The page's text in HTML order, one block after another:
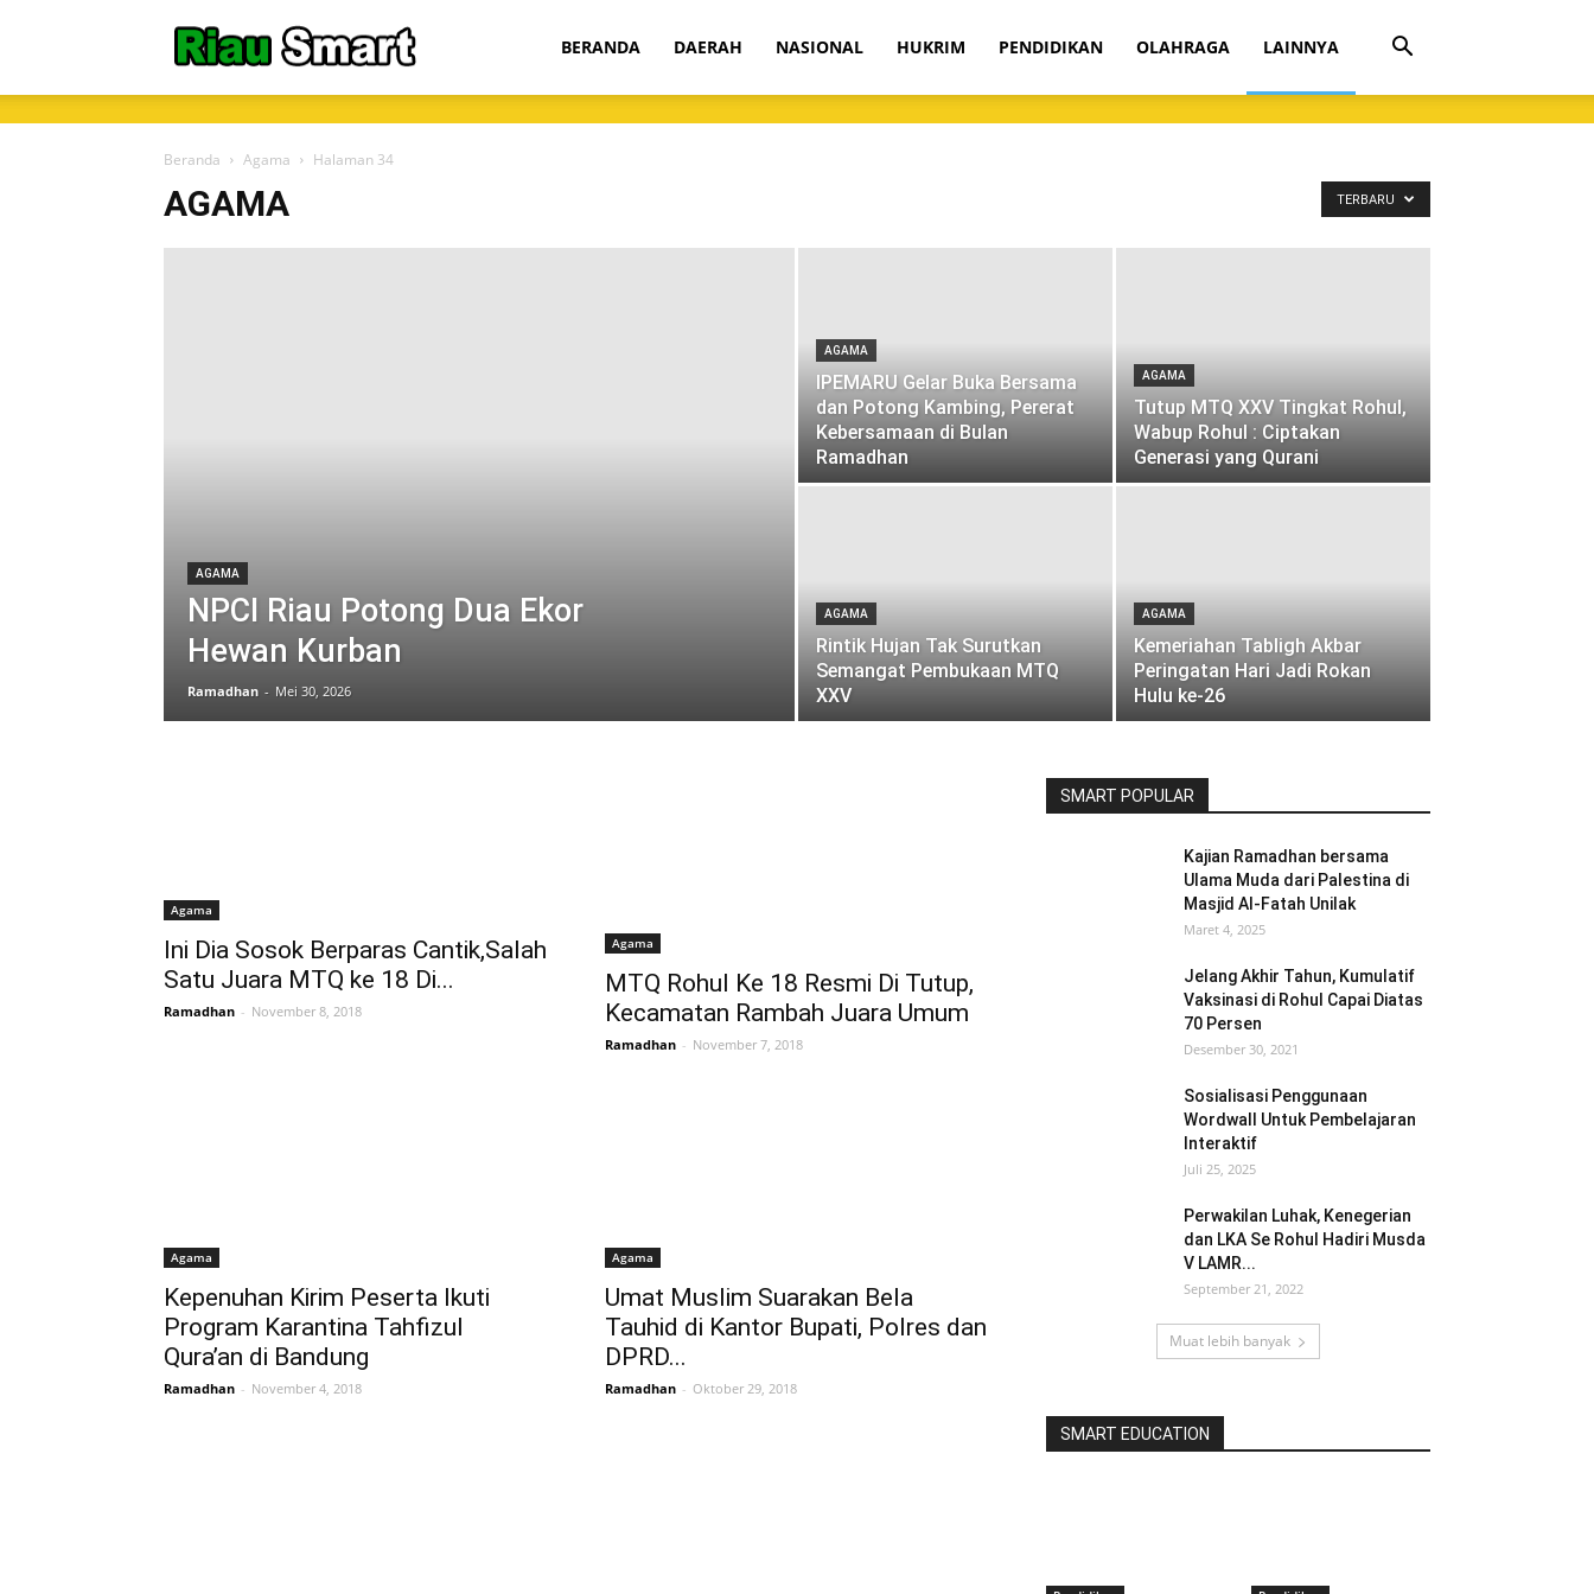
BERANDA DAERAH NASIONAL HUKRIM PENDIDIKAN OLAHRAGA LAINNYA
Beranda Agama Halaman 34
AGAMA TERBARU
AGAMA
NPCI Riau Potong Dua Ekor
Hewan Kurban
Ramadhan - Mei 30, 2026
AGAMA
IPEMARU Gelar Buka Bersama
dan Potong Kambing, Pererat
Kebersamaan di Bulan
Ramadhan
AGAMA
Tutup MTQ XXV Tingkat Rohul,
Wabup Rohul : Ciptakan
Generasi yang Qurani
AGAMA
Rintik Hujan Tak Surutkan
Semangat Pembukaan MTQ
XXV
AGAMA
Kemeriahan Tabligh Akbar
Peringatan Hari Jadi Rokan
Hulu ke-26
Agama
Ini Dia Sosok Berparas Cantik,Salah
Satu Juara MTQ ke 18 Di...
Ramadhan - November 8, 2018
Agama
MTQ Rohul Ke 18 Resmi Di Tutup,
Kecamatan Rambah Juara Umum
Ramadhan - November 7, 2018
Agama
Kepenuhan Kirim Peserta Ikuti
Program Karantina Tahfizul
Qura’an di Bandung
Ramadhan - November 4, 2018
Agama
Umat Muslim Suarakan Bela
Tauhid di Kantor Bupati, Polres dan
DPRD...
Ramadhan - Oktober 29, 2018
SMART POPULAR
Kajian Ramadhan bersama
Ulama Muda dari Palestina di
Masjid Al-Fatah Unilak
Maret 4, 2025
Jelang Akhir Tahun, Kumulatif
Vaksinasi di Rohul Capai Diatas
70 Persen
Desember 30, 2021
Sosialisasi Penggunaan
Wordwall Untuk Pembelajaran
Interaktif
Juli 25, 2025
Perwakilan Luhak, Kenegerian
dan LKA Se Rohul Hadiri Musda
V LAMR...
September 21, 2022
Muat lebih banyak
SMART EDUCATION